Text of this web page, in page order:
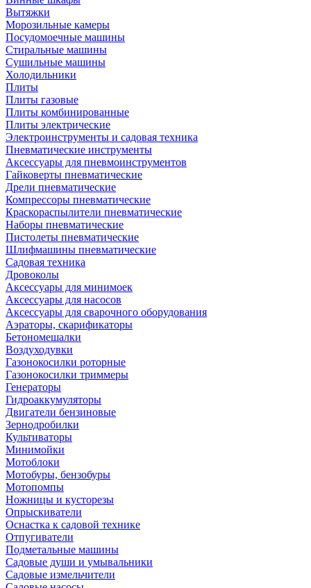
Вытяжки
Морозильные камеры
Посудомоечные машины
Стиральные машины
Сушильные машины
Холодильники
Плиты
Плиты газовые
Плиты комбинированные
Плиты электрические
Электроинструменты и садовая техника
Пневматические инструменты
Аксессуары для пневмоинструментов
Гайковерты пневматические
Дрели пневматические
Компрессоры пневматические
Краскораспылители пневматические
Наборы пневматические
Пистолеты пневматические
Шлифмашины пневматические
Садовая техника
Дровоколы
Аксессуары для минимоек
Аксессуары для насосов
Аксессуары для сварочного оборудования
Аэраторы, скарификаторы
Бетономешалки
Воздуходувки
Газонокосилки роторные
Газонокосилки триммеры
Генераторы
Гидроаккумуляторы
Двигатели бензиновые
Зернодробилки
Культиваторы
Минимойки
Мотоблоки
Мотобуры, бензобуры
Мотопомпы
Ножницы и кусторезы
Опрыскиватели
Оснастка к садовой технике
Отпугиватели
Подметальные машины
Садовые души и умывальники
Садовые измельчители